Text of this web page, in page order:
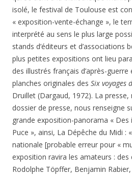
isolé, le festival de Toulouse est
« exposition-vente-échange », le
interprété au sens le plus large
stands d’éditeurs et d’associations
plus petites expositions ont lieu
des illustrés français d’après-
planches originales des Six voyages
Druillet (Dargaud, 1972). La
dossier de presse, nous renseigne
grande exposition-panorama « Des
Puce », ainsi, La Dépêche du Midi :
nationale [probable erreur pour «
exposition ravira les amateurs : des
Rodolphe Töpffer, Benjamin